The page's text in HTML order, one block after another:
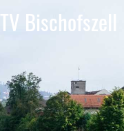
TV Bischofszell